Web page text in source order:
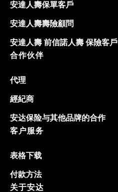
安達人壽保單客戶
安達人壽壽險顧問
安達人壽 前信諾人壽 保險客戶
合作伙伴
代理
經紀商
安达保险与其他品牌的合作
客户服务
表格下载
付款方法
关于安达